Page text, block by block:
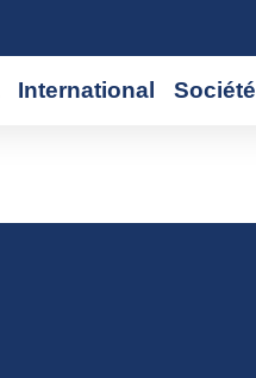
International Société